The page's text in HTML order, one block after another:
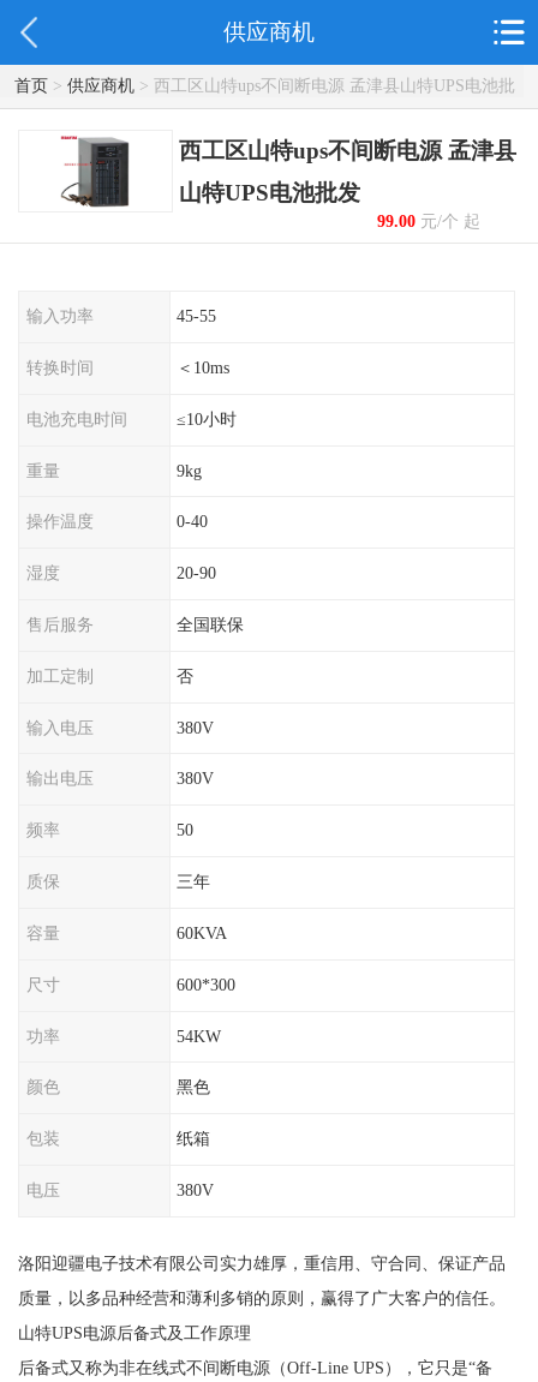
供应商机
首页> 供应商机> 西工区山特ups不间断电源 孟津县山特UPS电池批
发
西工区山特ups不间断电源 孟津县
山特UPS电池批发
99.00元/个 起
输入功率 45-55
转换时间 ＜10ms
电池充电时间 ≤10小时
重量 9kg
操作温度 0-40
湿度 20-90
售后服务 全国联保
加工定制 否
输入电压 380V
输出电压 380V
频率 50
质保 三年
容量 60KVA
尺寸 600*300
功率 54KW
颜色 黑色
包装 纸箱
电压 380V
洛阳迎疆电子技术有限公司实力雄厚，重信用、守合同、保证产品
质量，以多品种经营和薄利多销的原则，赢得了广大客户的信任。
山特UPS电源后备式及工作原理
后备式又称为非在线式不间断电源（Off-Line UPS），它只是“备